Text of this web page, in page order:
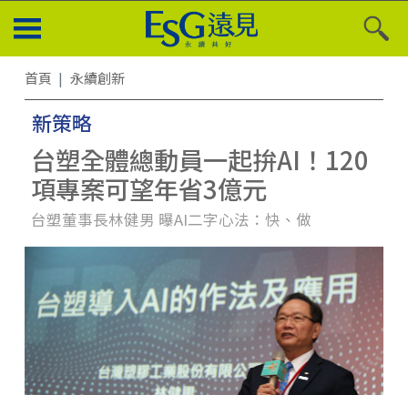
首頁 永續創新
新策略
台塑全體總動員一起拚AI！120
項專案可望年省3億元
台塑董事長林健男 曝AI二字心法：快、做